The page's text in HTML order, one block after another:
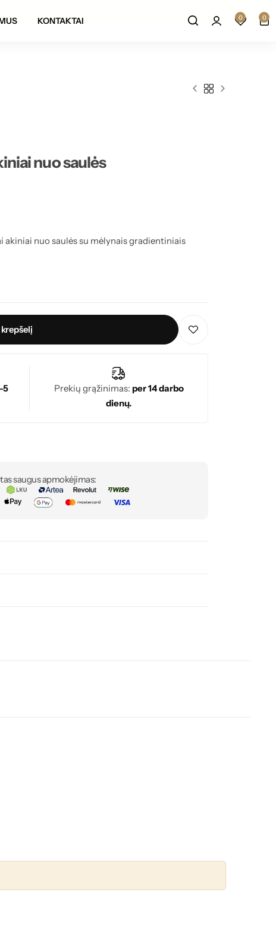
Prekių grąžinimas per 14 darbo
KONTAKTAI 0 0
nuo saulės
nuo saulės su mėlynais gradientiniais
krepšelį
Prekių grąžinimas: per 14 darbo
dienų.
saugus apmokėjimas: